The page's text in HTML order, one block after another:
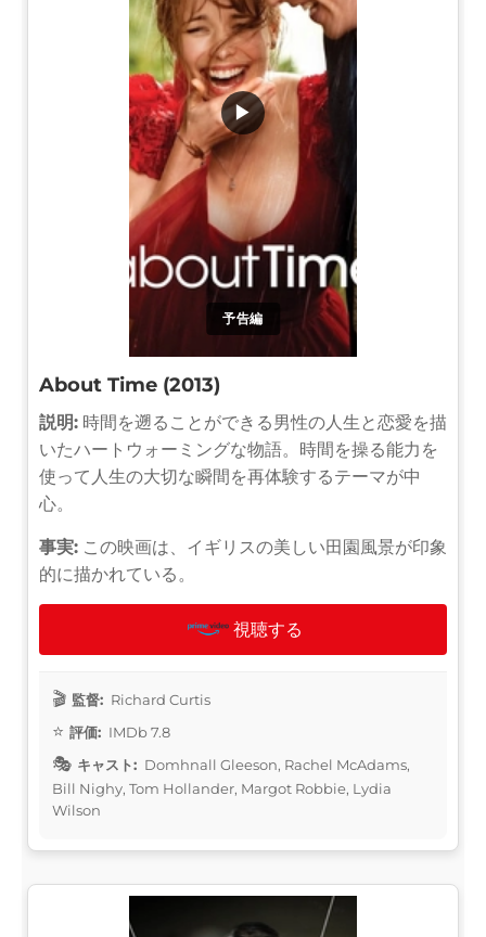
予告編
▶
About Time (2013)
説明: 時間を遡ることができる男性の人生と恋愛を描
いたハートウォーミングな物語。時間を操る能力を
使って人生の大切な瞬間を再体験するテーマが中
心。
事実: この映画は、イギリスの美しい田園風景が印象
的に描かれている。
視聴する
監督: Richard Curtis
評価: IMDb 7.8
キャスト: Domhnall Gleeson, Rachel McAdams,
Bill Nighy, Tom Hollander, Margot Robbie, Lydia
Wilson